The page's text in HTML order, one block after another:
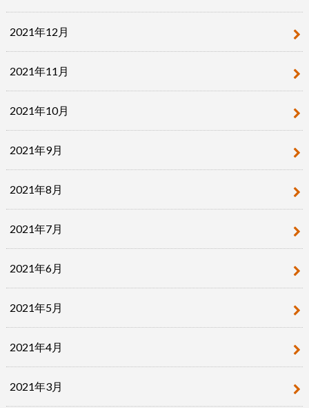
2021年12月
2021年11月
2021年10月
2021年9月
2021年8月
2021年7月
2021年6月
2021年5月
2021年4月
2021年3月